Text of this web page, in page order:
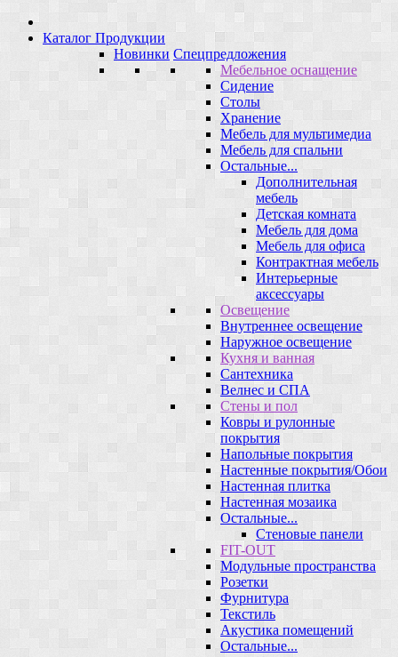
Каталог Продукции
Новинки Спецпредложения
Мебельное оснащение
Сидение
Столы
Хранение
Мебель для мультимедиа
Мебель для спальни
Остальные...
Дополнительная
мебель
Детская комната
Мебель для дома
Мебель для офиса
Контрактная мебель
Интерьерные
аксессуары
Освещение
Внутреннее освещение
Наружное освещение
Кухня и ванная
Сантехника
Велнес и СПА
Стены и пол
Ковры и рулонные
покрытия
Напольные покрытия
Настенные покрытия/Обои
Настенная плитка
Настенная мозаика
Остальные...
Стеновые панели
FIT-OUT
Модульные пространства
Розетки
Фурнитура
Текстиль
Акустика помещений
Остальные...